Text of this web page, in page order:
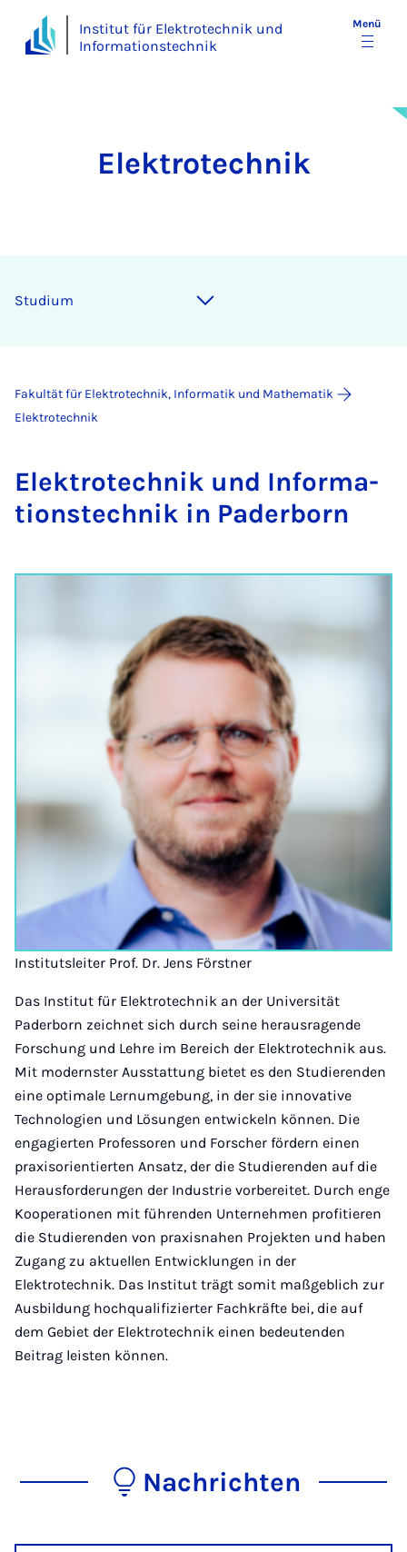
Institut für Elektrotechnik und
Informationstechnik
Menü
Elektrotechnik
Stu­di­um
Fakultät für Elektrotechnik, Informatik und Mathematik
Elektrotechnik
Elek­tro­tech­­nik und In­­­for­­ma­
ti­­ons­tech­­nik in Pa­der­born
Institutsleiter Prof. Dr. Jens Förstner
Das Institut für Elektrotechnik an der Universität
Paderborn zeichnet sich durch seine herausragende
Forschung und Lehre im Bereich der Elektrotechnik aus.
Mit modernster Ausstattung bietet es den Studierenden
eine optimale Lernumgebung, in der sie innovative
Technologien und Lösungen entwickeln können. Die
engagierten Professoren und Forscher fördern einen
praxisorientierten Ansatz, der die Studierenden auf die
Herausforderungen der Industrie vorbereitet. Durch enge
Kooperationen mit führenden Unternehmen profitieren
die Studierenden von praxisnahen Projekten und haben
Zugang zu aktuellen Entwicklungen in der
Elektrotechnik. Das Institut trägt somit maßgeblich zur
Ausbildung hochqualifizierter Fachkräfte bei, die auf
dem Gebiet der Elektrotechnik einen bedeutenden
Beitrag leisten können.
Nachrichten